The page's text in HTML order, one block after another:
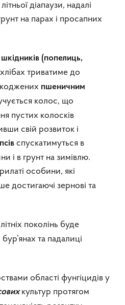
діапаузи, надалі
на парах і просапних
(попелиць,
триватиме до
пшеничним
колос, що
пустих колосків
свій розвиток і
спускатимуться в
і в грунт на зимівлю.
особини, які
достигаючі зернові та
літніх поколінь буде
та падалиці
області фунгіцидів у
культур протягом